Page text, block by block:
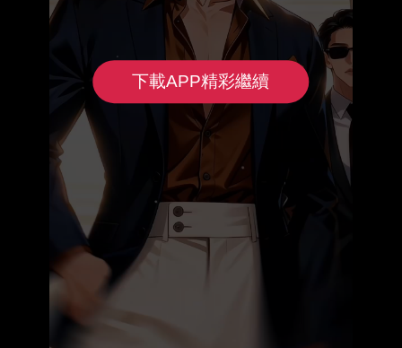
下載APP精彩繼續